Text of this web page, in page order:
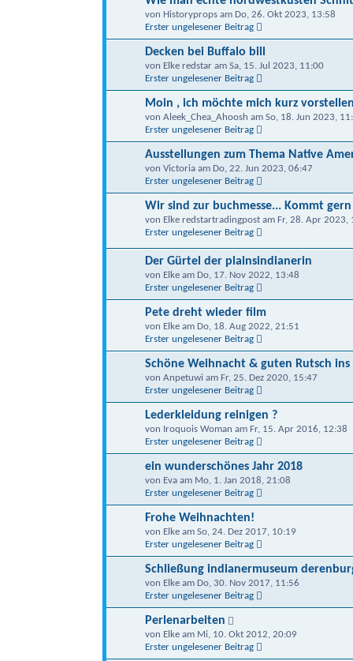
von Historyprops am Do, 26. Okt 2023, 13:58
Erster ungelesener Beitrag
Decken bei Buffalo bill
von Elke redstar am Sa, 15. Jul 2023, 11:00
Erster ungelesener Beitrag
Moin , ich möchte mich kurz
von Aleek_Chea_Ahoosh am So, 18. Jun 2023,
Erster ungelesener Beitrag
Ausstellungen zum Thema Native
von Victoria am Do, 22. Jun 2023, 06:47
Erster ungelesener Beitrag
Wir sind zur buchmesse... Kommt
von Elke redstartradingpost am Fr, 28. Apr 2023,
Erster ungelesener Beitrag
Der Gürtel der plainsindianerin
von Elke am Do, 17. Nov 2022, 13:48
Erster ungelesener Beitrag
Pete dreht wieder film
von Elke am Do, 18. Aug 2022, 21:51
Erster ungelesener Beitrag
Schöne Weihnacht & guten Rutsch ins
von Anpetuwi am Fr, 25. Dez 2020, 15:47
Erster ungelesener Beitrag
Lederkleidung reinigen ?
von Iroquois Woman am Fr, 15. Apr 2016, 12:38
Erster ungelesener Beitrag
ein wunderschönes Jahr 2018
von Eva am Mo, 1. Jan 2018, 21:08
Erster ungelesener Beitrag
Frohe Weihnachten!
von Elke am So, 24. Dez 2017, 10:19
Erster ungelesener Beitrag
Schließung indianermuseum
von Elke am Do, 30. Nov 2017, 11:56
Erster ungelesener Beitrag
Perlenarbeiten
von Elke am Mi, 10. Okt 2012, 20:09
Erster ungelesener Beitrag